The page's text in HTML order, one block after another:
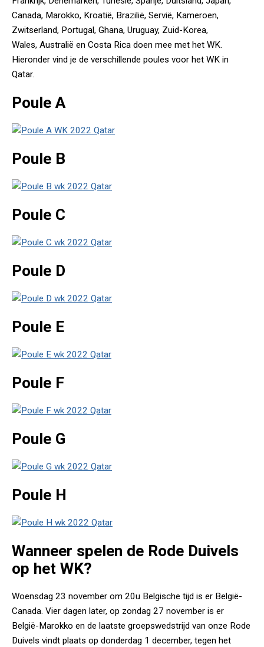
Canada, Marokko, Kroatië, Brazilië, Servië, Kameroen,
Zwitserland, Portugal, Ghana, Uruguay, Zuid-Korea,
Wales, Australië en Costa Rica doen mee met het WK.
Hieronder vind je de verschillende poules voor het WK in
Qatar.
Poule A
Poule B
Poule C
Poule D
Poule E
Poule F
Poule G
Poule H
Wanneer spelen de Rode Duivels
op het WK?
Woensdag 23 november om 20u Belgische tijd is er België-
Canada. Vier dagen later, op zondag 27 november is er
België-Marokko en de laatste groepswedstrijd van onze Rode
Duivels vindt plaats op donderdag 1 december, tegen het